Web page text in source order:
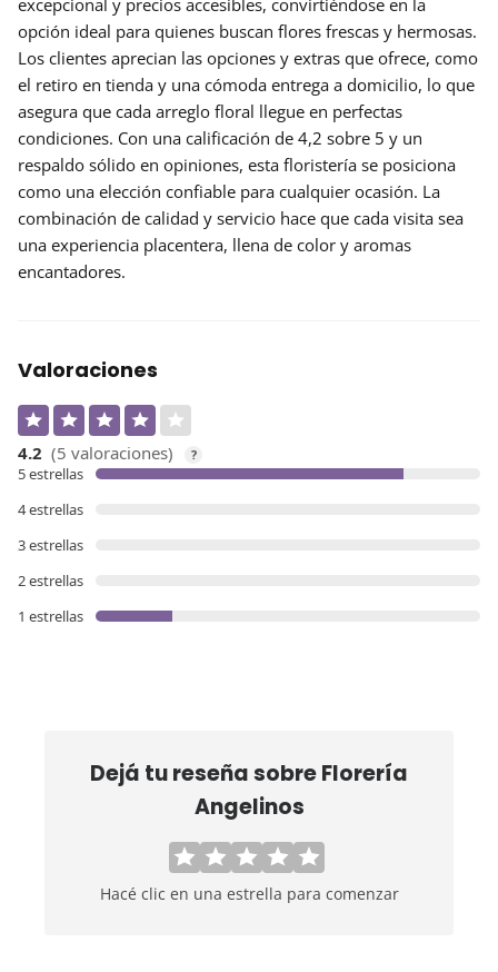
opción ideal para quienes buscan flores frescas y hermosas.
Los clientes aprecian las opciones y extras que ofrece, como
el retiro en tienda y una cómoda entrega a domicilio, lo que
asegura que cada arreglo floral llegue en perfectas
condiciones. Con una calificación de 4,2 sobre 5 y un
respaldo sólido en opiniones, esta floristería se posiciona
como una elección confiable para cualquier ocasión. La
combinación de calidad y servicio hace que cada visita sea
una experiencia placentera, llena de color y aromas
encantadores.
Valoraciones
4.2 (5 valoraciones) ?
5 estrellas
4 estrellas
3 estrellas
2 estrellas
1 estrellas
Dejá tu reseña sobreFlorería
Angelinos
Hacé clic en una estrella para comenzar